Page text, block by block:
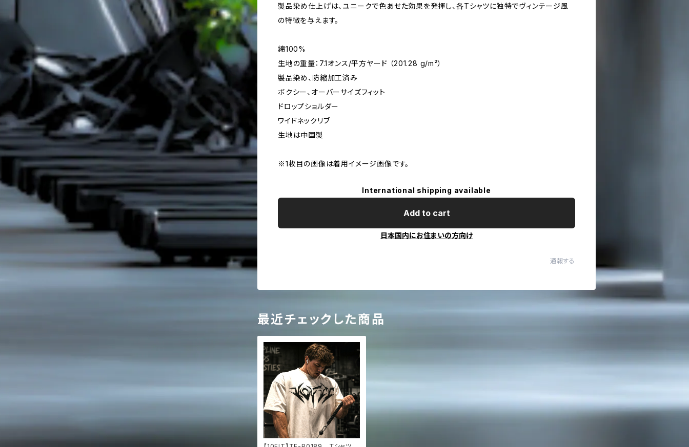
製品染め仕上げは、ユニークで色あせた効果を発揮し、各Tシャツに独特でヴィンテージ風
の特徴を与えます。
綿100%
生地の重量：7.1オンス/平方ヤード （201.28 g/m²）
製品染め、防縮加工済み
ボクシー、オーバーサイズフィット
ドロップショルダー
ワイドネックリブ
生地は中国製
※1枚目の画像は着用イメージ画像です。
International shipping available
Add to cart
日本国内にお住まいの方向け
通報する
最近チェックした商品